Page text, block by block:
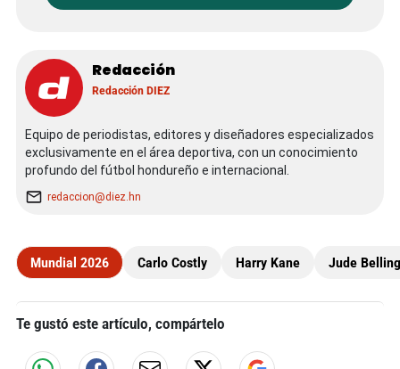
Redacción
Redacción DIEZ
Equipo de periodistas, editores y diseñadores especializados
exclusivamente en el área deportiva, con un conocimiento
profundo del fútbol hondureño e internacional.
redaccion@diez.hn
Mundial 2026 Carlo Costly Harry Kane Jude
Te gustó este artículo, compártelo